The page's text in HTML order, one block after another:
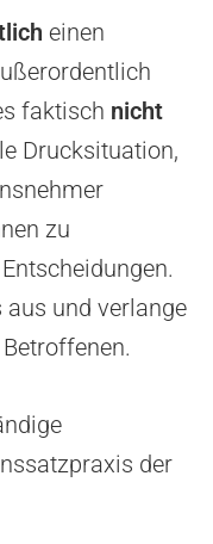
einen
faktisch nicht
Drucksituation,
zu
und verlange
der